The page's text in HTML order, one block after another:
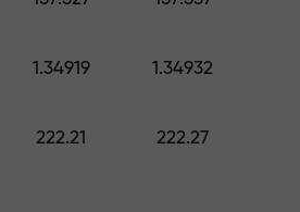
1.34919 1.34932
222.21 222.27